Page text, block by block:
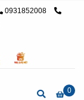
0931852008
0